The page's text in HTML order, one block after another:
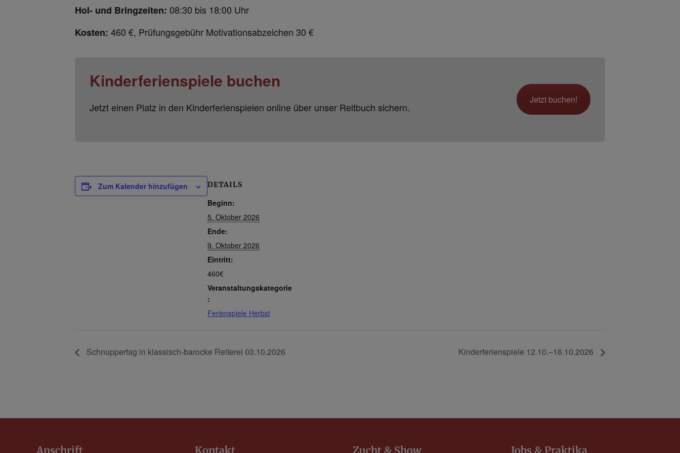
Hol- und Bringzeiten: 08:30 bis 18:00 Uhr
Kosten: 460 €, Prüfungsgebühr Motivationsabzeichen 30 €
Kinderferienspiele buchen
Jetzt einen Platz in den Kinderferienspielen online über unser Reitbuch sichern.
Jetzt buchen!
Zum Kalender hinzufügen DETAILS
Beginn:
5. Oktober 2026
Ende:
9. Oktober 2026
Eintritt:
460€
Veranstaltungskategorie
:
Ferienspiele Herbst
Schnuppertag in klassisch-barocke Reiterei 03.10.2026 Kinderferienspiele 12.10.–16.10.2026
Anschrift Kontakt Zucht & Show Jobs & Praktika